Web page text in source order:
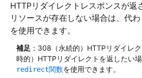
HTTPリダイレクトレスポンスが返
リソースが存在しない場合は、代
を使用できます。
補足 ：308（永続的）HTTPリダイレ
時的）HTTPリダイレクトを返したい
redirect関数を使用できます。